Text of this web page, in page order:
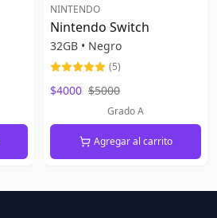
NINTENDO
Nintendo Switch
32GB • Negro
(5)
$4000 $5000
Grado A
Agregar al carrito